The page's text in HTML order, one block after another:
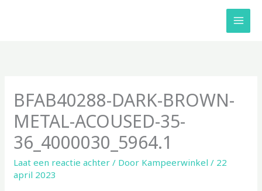
BFAB40288-DARK-BROWN-
METAL-ACOUSED-35-
36_4000030_5964.1
Laat een reactie achter / Door Kampeerwinkel/ 22
april 2023